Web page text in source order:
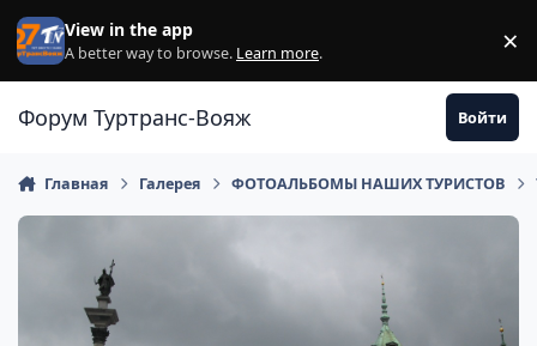
Перейти к содержанию
View in the app
A better way to browse. Learn more. ×
Форум Туртранс-Вояж Войти
Главная Галерея ФОТОАЛЬБОМЫ НАШИХ ТУРИСТОВ